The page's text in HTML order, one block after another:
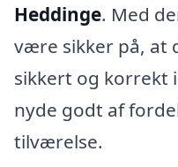
Heddinge. Med
være sikker på, at
sikkert og korrekt
nyde godt af
tilværelse.